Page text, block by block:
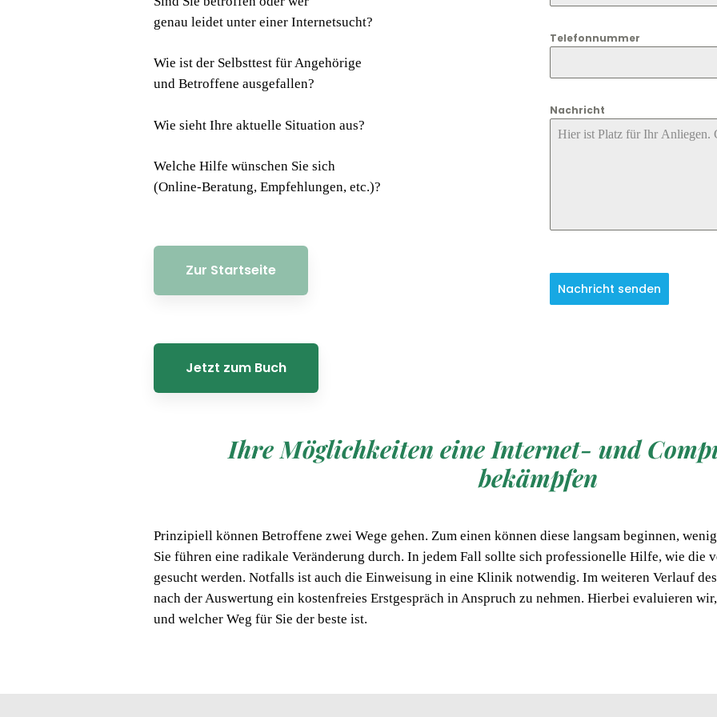
genau leidet unter einer Internetsucht?
Wie ist der Selbsttest für Angehörige
und Betroffene ausgefallen?
Wie sieht Ihre aktuelle Situation aus?
Welche Hilfe wünschen Sie sich
(Online-Beratung, Empfehlungen, etc.)?
Zur Startseite
Jetzt zum Buch
Telefonnummer
Nachricht
Nachricht senden
Ihre Möglichkeiten eine Internet- und
bekämpfen
Prinzipiell können Betroffene zwei Wege gehen. Zum einen können diese langsam beginnen,
Sie führen eine radikale Veränderung durch. In jedem Fall sollte sich professionelle Hilfe, wie die
gesucht werden. Notfalls ist auch die Einweisung in eine Klinik notwendig. Im weiteren Verlauf
nach der Auswertung ein kostenfreies Erstgespräch in Anspruch zu nehmen. Hierbei evaluieren
und welcher Weg für Sie der beste ist.